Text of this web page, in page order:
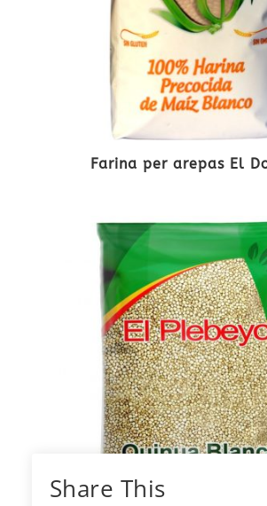
Farina per arepas El
Share This